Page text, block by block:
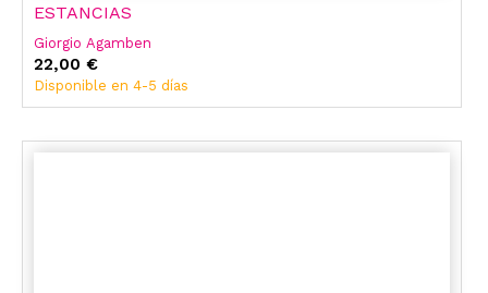
ESTANCIAS
Giorgio Agamben
22,00 €
Disponible en 4-5 días